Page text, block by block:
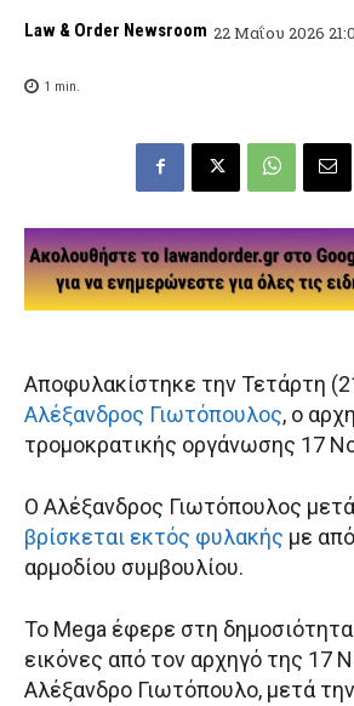
Law & Order Newsroom 22 Μαΐου 2026
1 min.
Αποφυλακίστηκε την Τετάρτη
Αλέξανδρος Γιωτόπουλος, ο
τρομοκρατικής οργάνωσης 17
Ο Αλέξανδρος Γιωτόπουλος
βρίσκεται εκτός φυλακής με
αρμοδίου συμβουλίου.
Το Mega έφερε στη
εικόνες από τον αρχηγό της 17
Αλέξανδρο Γιωτόπουλο, μετά